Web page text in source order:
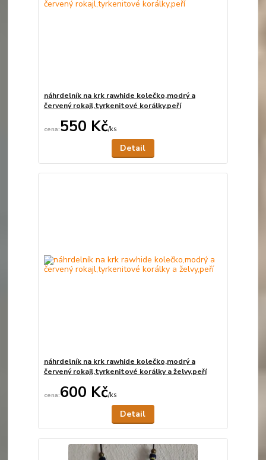
náhrdelník na krk rawhide kolečko,modrý a
červený rokajl,tyrkenitové korálky,peří
550 Kč/ks
Detail
náhrdelník na krk rawhide kolečko,modrý a
červený rokajl,tyrkenitové korálky a želvy,peří
600 Kč/ks
Detail